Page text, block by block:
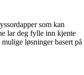
som kan
lar deg fylle inn kjente
løsninger basert på